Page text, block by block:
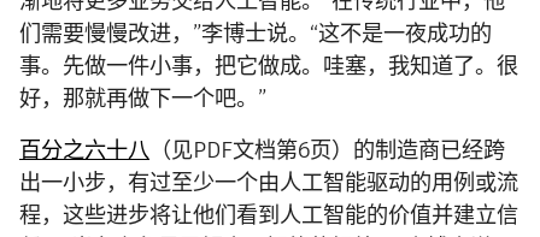
们需要慢慢改进，”李博士说。“这不是一夜成功的
事。先做一件小事，把它做成。哇塞，我知道了。很
好，那就再做下一个吧。”
百分之六十八 （见PDF文档第6页）的制造商已经跨
出一小步，有过至少一个由人工智能驱动的用例或流
程，这些进步将让他们看到人工智能的价值并建立信